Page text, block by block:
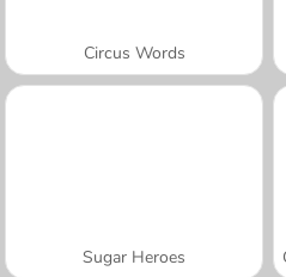
Circus Words
Sugar Heroes